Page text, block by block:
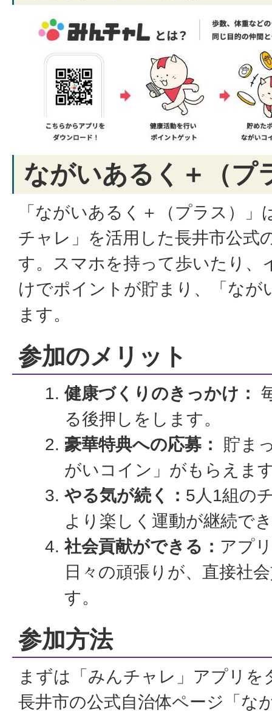
ながいあるく＋（プ
「ながいあるく＋（プラス）
チャレ」を活用した長井市公式
す。スマホを持って歩いたり、
けでポイントが貯まり、「なが
ます。
参加のメリット
健康づくりのきっかけ：
る後押しをします。
豪華特典への応募 ：
貯ま
がいコイン」がもらえま
やる気が続く： 5人1組の
より楽しく運動が継続で
社会貢献ができる： アプ
日々の頑張りが、直接社
す。
参加方法
まずは「みんチャレ」アプリを
長井市の公式自治体ページ「な